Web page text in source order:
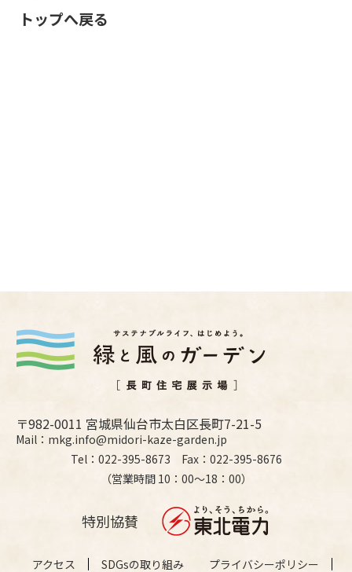
トップへ戻る
〒982-0011 宮城県仙台市太白区長町7-21-5
Mail：mkg.info@midori-kaze-garden.jp
Tel：022-395-8673 Fax：022-395-8676
（営業時間 10：00〜18：00）
特別協賛
アクセス SDGsの取り組み プライバシーポリシー